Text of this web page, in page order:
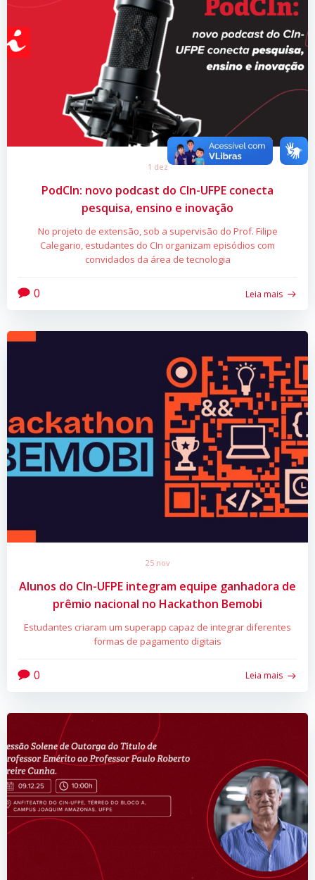
1 dez
PodCIn: novo podcast do CIn-UFPE conecta
pesquisa, ensino e inovação
No projeto de extensão, sob a supervisão do Prof. Filipe
Calegario, estudantes do CIn organizam episódios com
convidados da área de tecnologia
0 Leia mais
25 nov
Alunos do CIn-UFPE integram equipe ganhadora de
prêmio nacional no Hackathon Bemobi
Estudantes criaram um superapp capaz de integrar diferentes
formas de pagamento digitais
0 Leia mais